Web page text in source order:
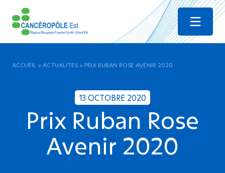
Menu
ACCUEIL » ACTUALITES » PRIX RUBAN ROSE AVENIR 2020
13 OCTOBRE 2020
Prix Ruban Rose
Avenir 2020